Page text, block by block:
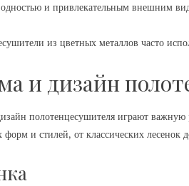
и привлекательным внешним
из цветных металлов часто
и дизайн
полотенцесушителя играют
форм и стилей, от классических лесенок